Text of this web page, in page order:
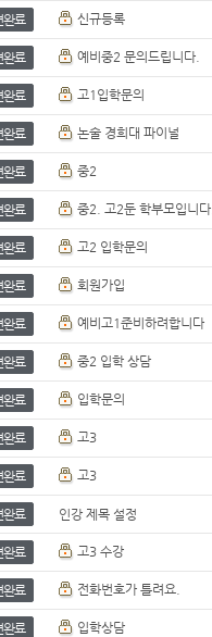
완료 신규등록
완료 예비중2 문의드립니다.
완료 고1입학문의
완료 논술 경희대 파이널
완료 중2
완료 중2. 고2둔 학부모입니다.
완료 고2 입학문의
완료 회원가입
완료 예비고1준비하려합니다
완료 중2 입학 상담
완료 입학문의
완료 고3
완료 고3
완료 인강 제목 설정
완료 고3 수강
완료 전화번호가 틀려요.
완료 입학상담